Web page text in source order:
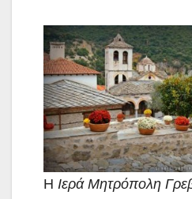
Η Ιερά Μητρόπολη